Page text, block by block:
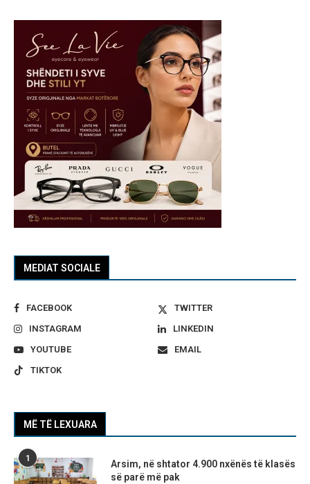
MEDIAT SOCIALE
FACEBOOK
TWITTER
INSTAGRAM
LINKEDIN
YOUTUBE
EMAIL
TIKTOK
MË TË LEXUARA
1
Arsim, në shtator 4.900 nxënës të klasës
së parë më pak